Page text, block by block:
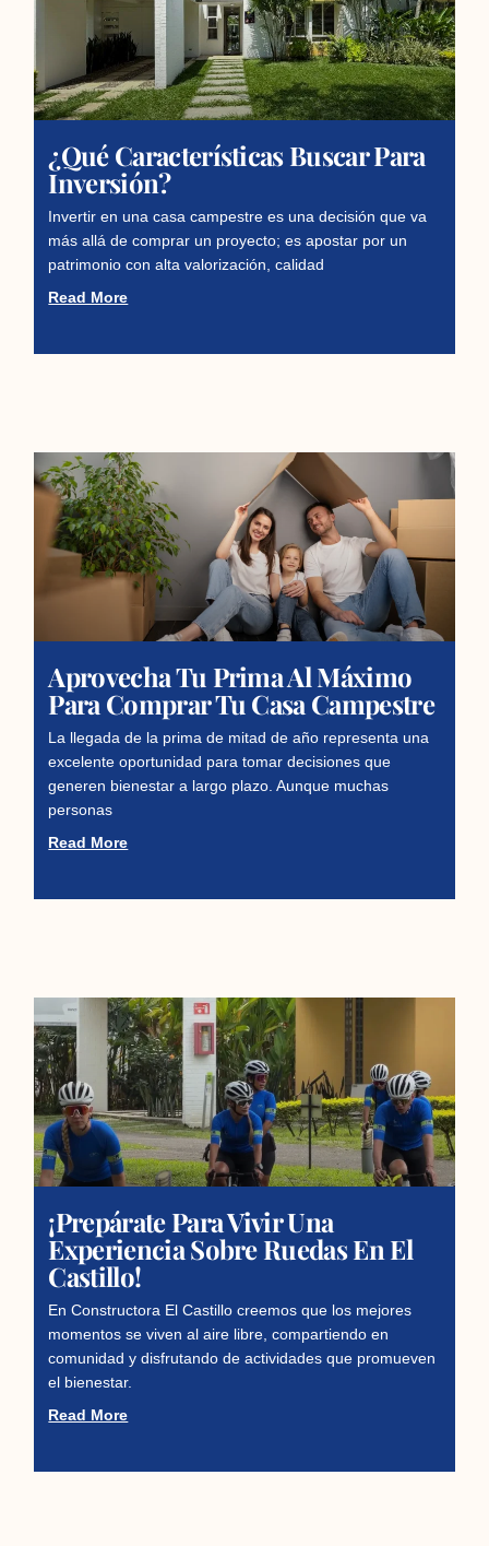
¿Qué Características Buscar Para
Inversión?
Invertir en una casa campestre es una decisión que va
más allá de comprar un proyecto; es apostar por un
patrimonio con alta valorización, calidad
Read More
Aprovecha Tu Prima Al Máximo
Para Comprar Tu Casa Campestre
La llegada de la prima de mitad de año representa una
excelente oportunidad para tomar decisiones que
generen bienestar a largo plazo. Aunque muchas
personas
Read More
¡Prepárate Para Vivir Una
Experiencia Sobre Ruedas En El
Castillo!
En Constructora El Castillo creemos que los mejores
momentos se viven al aire libre, compartiendo en
comunidad y disfrutando de actividades que promueven
el bienestar.
Read More